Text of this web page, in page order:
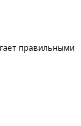
правильными